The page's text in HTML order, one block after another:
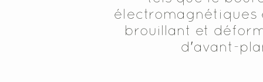
électromagnétiques
brouillant et
d'avant-